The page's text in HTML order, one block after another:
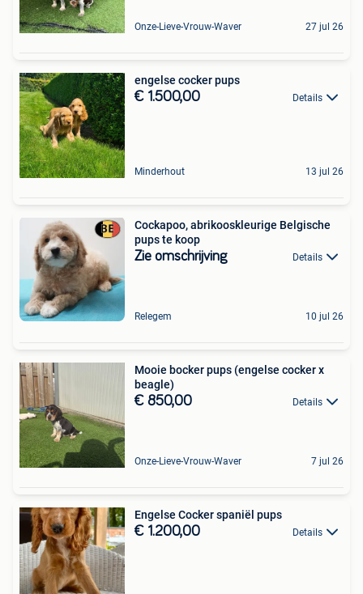
Onze-Lieve-Vrouw-Waver 27 jul 26
engelse cocker pups
€ 1.500,00 Details
Minderhout 13 jul 26
Cockapoo, abrikooskleurige Belgische
pups te koop
Zie omschrijving Details
Relegem 10 jul 26
Mooie bocker pups (engelse cocker x
beagle)
€ 850,00 Details
Onze-Lieve-Vrouw-Waver 7 jul 26
Engelse Cocker spaniël pups
€ 1.200,00 Details